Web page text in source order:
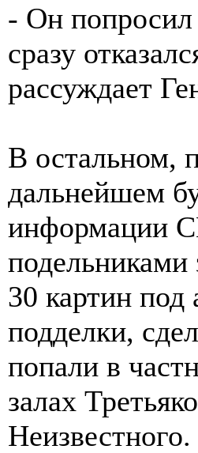
- Он попросил
сразу
рассуждает
В остальном,
дальнейшем
информации
30 картин под
подделки,
попали в
залах
Неизвестного.